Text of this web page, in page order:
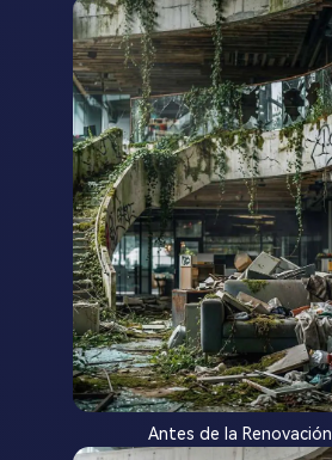
Antes de la Renovación